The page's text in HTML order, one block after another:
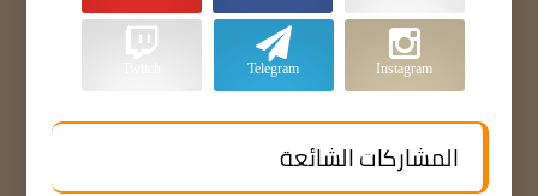
Instagram
Telegram
المشاركات الشائعة